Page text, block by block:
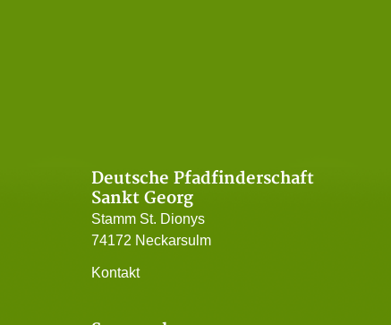
Deutsche Pfadfinderschaft
Sankt Georg
Stamm St. Dionys
74172 Neckarsulm
Kontakt